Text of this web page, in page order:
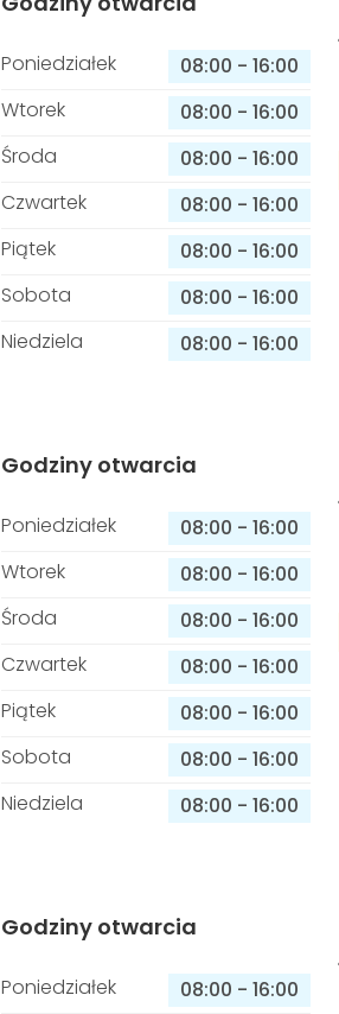
Poniedziałek 08:00 - 16:00
Wtorek
08:00 - 16:00
Środa
08:00 - 16:00
Czwartek
08:00 - 16:00
Piątek
08:00 - 16:00
Sobota
08:00 - 16:00
Niedziela
08:00 - 16:00
Godziny otwarcia
Poniedziałek 08:00 - 16:00
Wtorek
08:00 - 16:00
Środa
08:00 - 16:00
Czwartek
08:00 - 16:00
Piątek
08:00 - 16:00
Sobota
08:00 - 16:00
Niedziela
08:00 - 16:00
Godziny otwarcia
Poniedziałek 08:00 - 16:00